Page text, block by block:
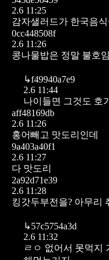
2.6 11:25
감자샐러드가 한국음
0cc448508f
2.6 11:26
콩나물밥은 정말 불호임
↳f49940a7e9
2.6 11:44
나이들면 그것도 호
aff48169db
2.6 11:26
홍어빼고 맛도리인데
9a403a40f1
2.6 11:27
다 맛도리
2a92d71e39
2.6 11:28
킹갓두부전을? 아무리
↳57c5754a3d
2.6 11:32
ㄹㅇ 없어서 못먹지